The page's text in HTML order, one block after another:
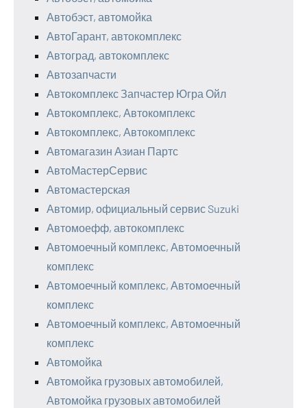
Автобэст, автомойка
АвтоГарант, автокомплекс
Автоград, автокомплекс
Автозапчасти
Автокомплекс Запчастер Югра Ойл
Автокомплекс, Автокомплекс
Автокомплекс, Автокомплекс
Автомагазин Азиан Партс
АвтоМастерСервис
Автомастерская
Автомир, официальный сервис Suzuki
Автомоефф, автокомплекс
Автомоечный комплекс, Автомоечный
комплекс
Автомоечный комплекс, Автомоечный
комплекс
Автомоечный комплекс, Автомоечный
комплекс
Автомойка
Автомойка грузовых автомобилей,
Автомойка грузовых автомобилей